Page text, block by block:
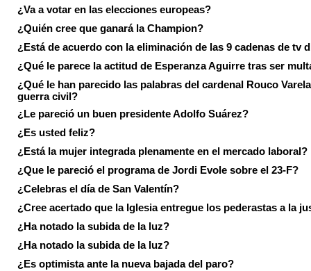
¿Va a votar en las elecciones europeas?
¿Quién cree que ganará la Champion?
¿Está de acuerdo con la eliminación de las 9 cadenas de tv
¿Qué le parece la actitud de Esperanza Aguirre tras ser
¿Qué le han parecido las palabras del cardenal Rouco
guerra civil?
¿Le pareció un buen presidente Adolfo Suárez?
¿Es usted feliz?
¿Está la mujer integrada plenamente en el mercado laboral?
¿Que le pareció el programa de Jordi Evole sobre el 23-F?
¿Celebras el día de San Valentín?
¿Cree acertado que la Iglesia entregue los pederastas a la
¿Ha notado la subida de la luz?
¿Ha notado la subida de la luz?
¿Es optimista ante la nueva bajada del paro?